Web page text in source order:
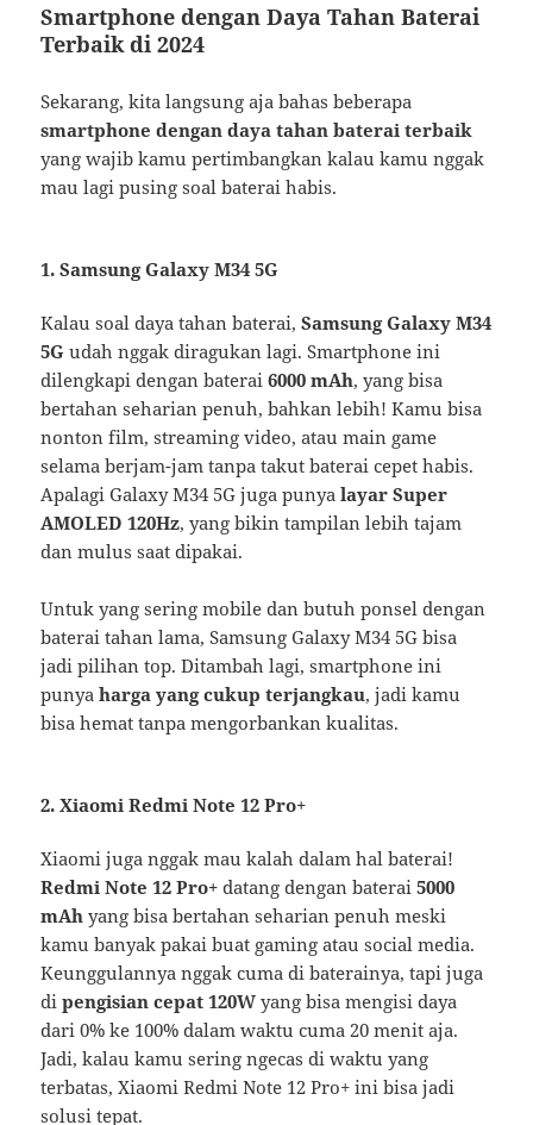
Smartphone dengan Daya Tahan Baterai
Terbaik di 2024
Sekarang, kita langsung aja bahas beberapa
smartphone dengan daya tahan baterai terbaik
yang wajib kamu pertimbangkan kalau kamu nggak
mau lagi pusing soal baterai habis.
1. Samsung Galaxy M34 5G
Kalau soal daya tahan baterai,Samsung Galaxy M34
5G udah nggak diragukan lagi. Smartphone ini
dilengkapi dengan baterai6000 mAh, yang bisa
bertahan seharian penuh, bahkan lebih! Kamu bisa
nonton film, streaming video, atau main game
selama berjam-jam tanpa takut baterai cepet habis.
Apalagi Galaxy M34 5G juga punyalayar Super
AMOLED 120Hz, yang bikin tampilan lebih tajam
dan mulus saat dipakai.
Untuk yang sering mobile dan butuh ponsel dengan
baterai tahan lama, Samsung Galaxy M34 5G bisa
jadi pilihan top. Ditambah lagi, smartphone ini
punyaharga yang cukup terjangkau, jadi kamu
bisa hemat tanpa mengorbankan kualitas.
2. Xiaomi Redmi Note 12 Pro+
Xiaomi juga nggak mau kalah dalam hal baterai!
Redmi Note 12 Pro+ datang dengan baterai5000
mAh yang bisa bertahan seharian penuh meski
kamu banyak pakai buat gaming atau social media.
Keunggulannya nggak cuma di baterainya, tapi juga
dipengisian cepat 120W yang bisa mengisi daya
dari 0% ke 100% dalam waktu cuma 20 menit aja.
Jadi, kalau kamu sering ngecas di waktu yang
terbatas, Xiaomi Redmi Note 12 Pro+ ini bisa jadi
solusi tepat.